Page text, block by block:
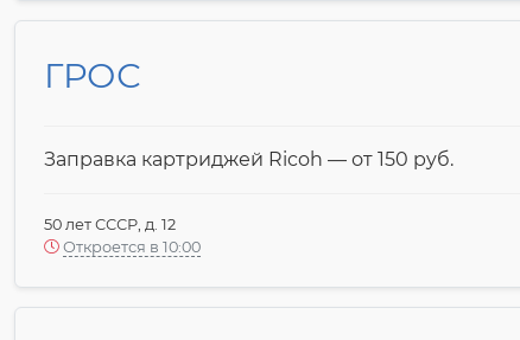
ГРОС
Заправка картриджей Ricoh — от 150 pyб.
50 лет СССР, д. 12
Откроется в 10:00